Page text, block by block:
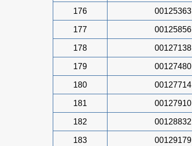
176 00125363
177 00125856
178 00127138
179 00127480
180 00127714
181 00127910
182 00128832
183 00129179